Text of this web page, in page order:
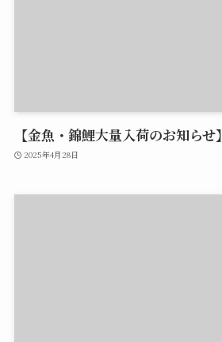
【金魚・錦鯉大量入荷のお知らせ】
2025年4月28日